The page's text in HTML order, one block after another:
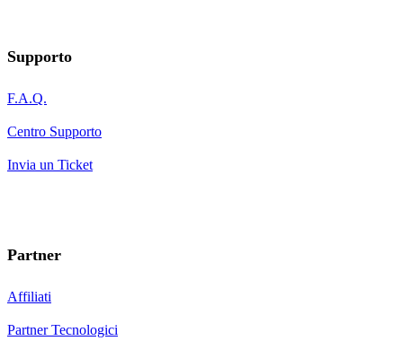
Supporto
F.A.Q.
Centro Supporto
Invia un Ticket
Partner
Affiliati
Partner Tecnologici